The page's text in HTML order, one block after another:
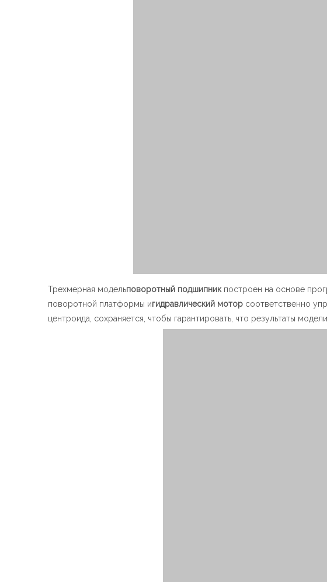
Трехмерная модельповоротный подшипникпостроен на основе
поворотной платформы игидравлический мотор соответственно
центроида, сохраняется, чтобы гарантировать, что результаты